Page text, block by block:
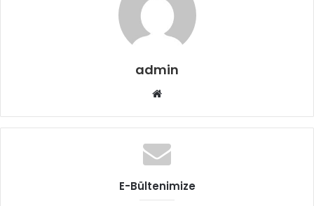
admin
Web
E-Bültenimize